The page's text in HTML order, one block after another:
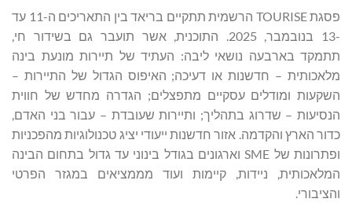
פסגת TOURISE הרשמית תתקיים בריאד בין התאריכים ה-11 עד
-13 בנובמבר, 2025. התוכנית, אשר תועבר גם בשידור חי,
תתמקד בארבעה נושאי ליבה: העתיד של תיירות מונעת בינה
מלאכותית – חדשנות או דעיכה; האיפוס הגדול של התיירות –
השקעות ומודלים עסקיים מתפצלים; הגדרה מחדש של חווית
הנסיעות – שדרוג בתהליך; ותיירות שעובדת – עבור בני האדם,
כדור הארץ והקדמה. אזור חדשנות ייעודי יציג טכנולוגיות מהפכניות
ופתרונות של SME וארגונים בגודל בינוני עד גדול בתחום הבינה
המלאכותית, ניידות, קיימות ועוד מממציאים במגזר הפרטי
והציבורי.